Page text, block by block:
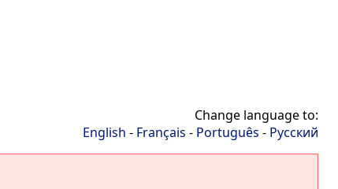
Change language to:
English - Français - Português - Русский